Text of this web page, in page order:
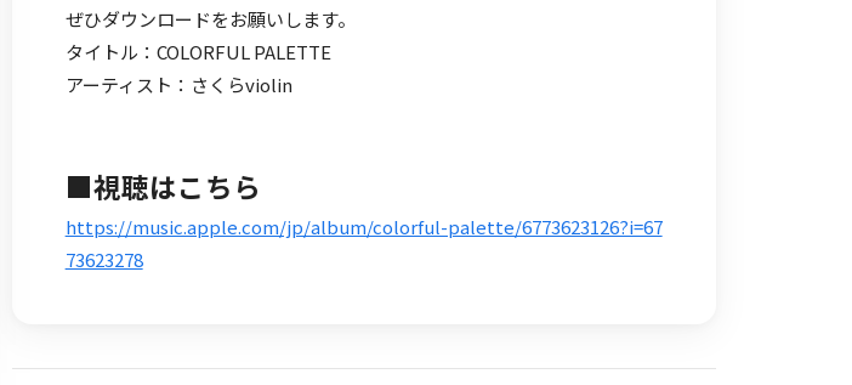
ぜひダウンロードをお願いします。
タイトル：COLORFUL PALETTE
アーティスト：さくらviolin
■視聴はこちら
https://music.apple.com/jp/album/colorful-palette/6773623126?i=67
73623278